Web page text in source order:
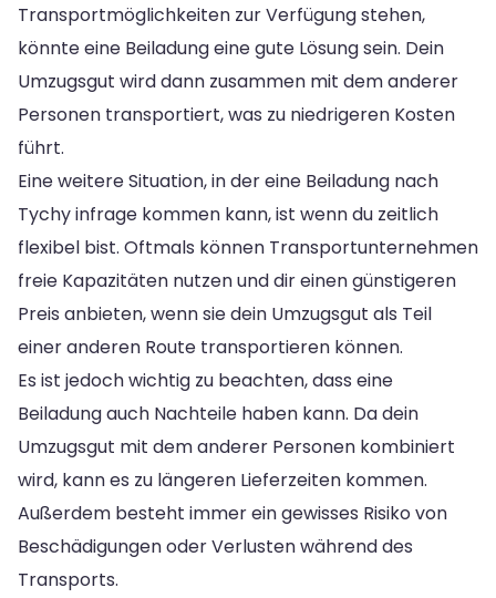
Transportmöglichkeiten zur Verfügung stehen,
könnte eine Beiladung eine gute Lösung sein. Dein
Umzugsgut wird dann zusammen mit dem anderer
Personen transportiert, was zu niedrigeren Kosten
führt.
Eine weitere Situation, in der eine Beiladung nach
Tychy infrage kommen kann, ist wenn du zeitlich
flexibel bist. Oftmals können Transportunternehmen
freie Kapazitäten nutzen und dir einen günstigeren
Preis anbieten, wenn sie dein Umzugsgut als Teil
einer anderen Route transportieren können.
Es ist jedoch wichtig zu beachten, dass eine
Beiladung auch Nachteile haben kann. Da dein
Umzugsgut mit dem anderer Personen kombiniert
wird, kann es zu längeren Lieferzeiten kommen.
Außerdem besteht immer ein gewisses Risiko von
Beschädigungen oder Verlusten während des
Transports.